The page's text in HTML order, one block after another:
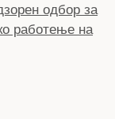
одбор за
работење на